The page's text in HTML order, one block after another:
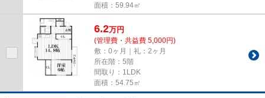
面積：59.94㎡
6.2万円
(管理費・共益費 5,000円)
敷：0ヶ月｜礼：2ヶ月
所在階：5階
間取り：1LDK
面積：54.75㎡